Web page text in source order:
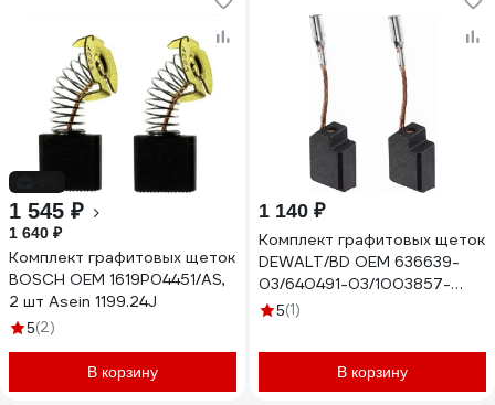
1 545 ₽
1 640 ₽
Комплект графитовых щеток
BOSCH OEM 1619P04451/AS,
2 шт Asein 1199.24J
5(2)
В корзину
1 140 ₽
Комплект графитовых щеток
DЕWALT/BD OEM 636639-
03/640491-03/1003857-
00/as 2 шт Asein 1999.06J
5(1)
В корзину